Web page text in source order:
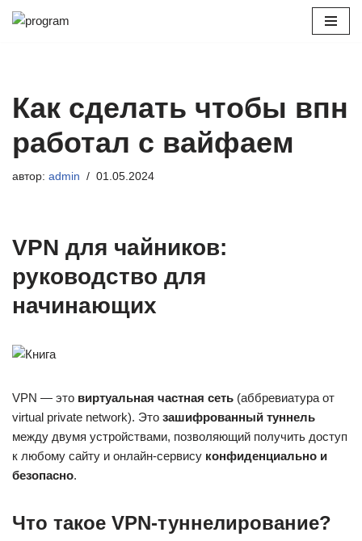
Как сделать чтобы впн
работал с вайфаем
автор: admin 01.05.2024
VPN для чайников:
руководство для
начинающих
VPN — это виртуальная частная сеть (аббревиатура от
virtual private network). Это зашифрованный туннель
между двумя устройствами, позволяющий получить доступ
к любому сайту и онлайн-сервису конфиденциально и
безопасно.
Что такое VPN-туннелирование?